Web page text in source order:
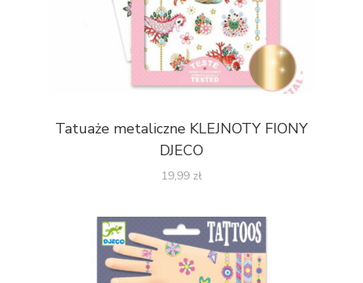
Tatuaże metaliczne KLEJNOTY FIONY
DJECO
19,99 zł